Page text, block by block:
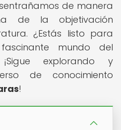
de manera
de la objetivación
¿Estás listo para
mundo del
explorando y
de conocimiento
!